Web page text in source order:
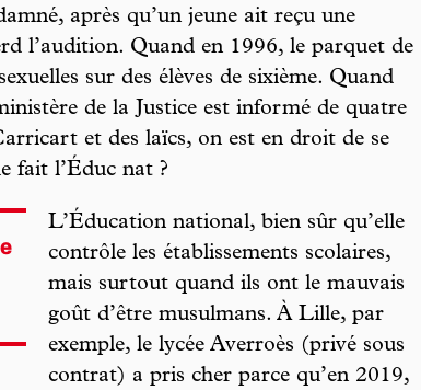
après qu’un jeune ait reçu une
l’audition. Quand en 1996, le parquet de
sur des élèves de sixième. Quand
de la Justice est informé de quatre
et des laïcs, on est en droit de se
fait l’Éduc nat ?
L’Éducation national, bien sûr qu’elle
contrôle les établissements scolaires,
mais surtout quand ils ont le mauvais
goût d’être musulmans. À Lille, par
exemple, le lycée Averroès (privé sous
contrat) a pris cher parce qu’en 2019,